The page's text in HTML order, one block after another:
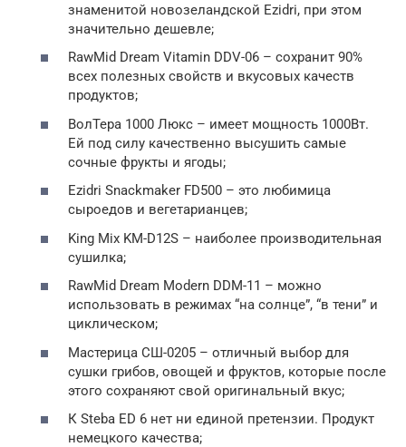
знаменитой новозеландской Ezidri, при этом
значительно дешевле;
RawMid Dream Vitamin DDV-06 – сохранит 90%
всех полезных свойств и вкусовых качеств
продуктов;
ВолТера 1000 Люкс – имеет мощность 1000Вт.
Ей под силу качественно высушить самые
сочные фрукты и ягоды;
Ezidri Snackmaker FD500 – это любимица
сыроедов и вегетарианцев;
King Mix KM-D12S – наиболее производительная
сушилка;
RawMid Dream Modern DDM-11 – можно
использовать в режимах “на солнце”, “в тени” и
циклическом;
Мастерица СШ-0205 – отличный выбор для
сушки грибов, овощей и фруктов, которые после
этого сохраняют свой оригинальный вкус;
К Steba ED 6 нет ни единой претензии. Продукт
немецкого качества;